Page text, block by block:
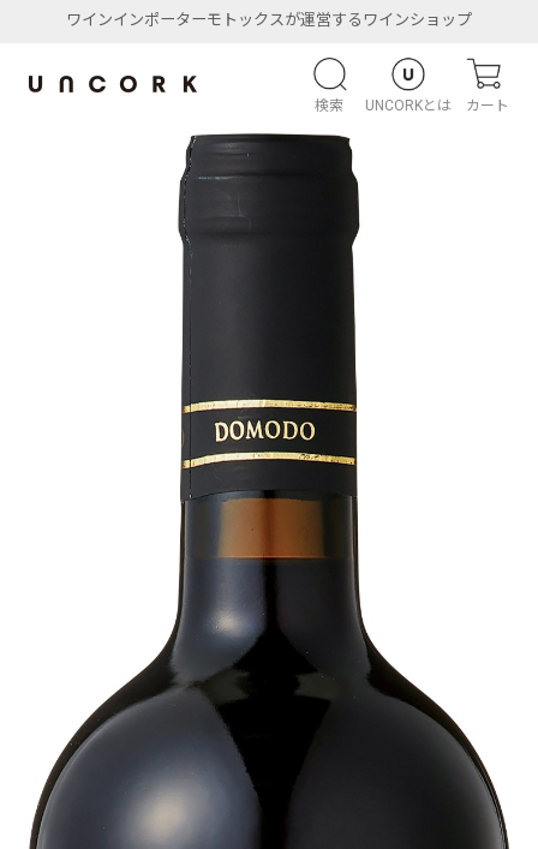
ワインインポーターモトックスが運営するワインショップ
検索 UNCORKとは カート